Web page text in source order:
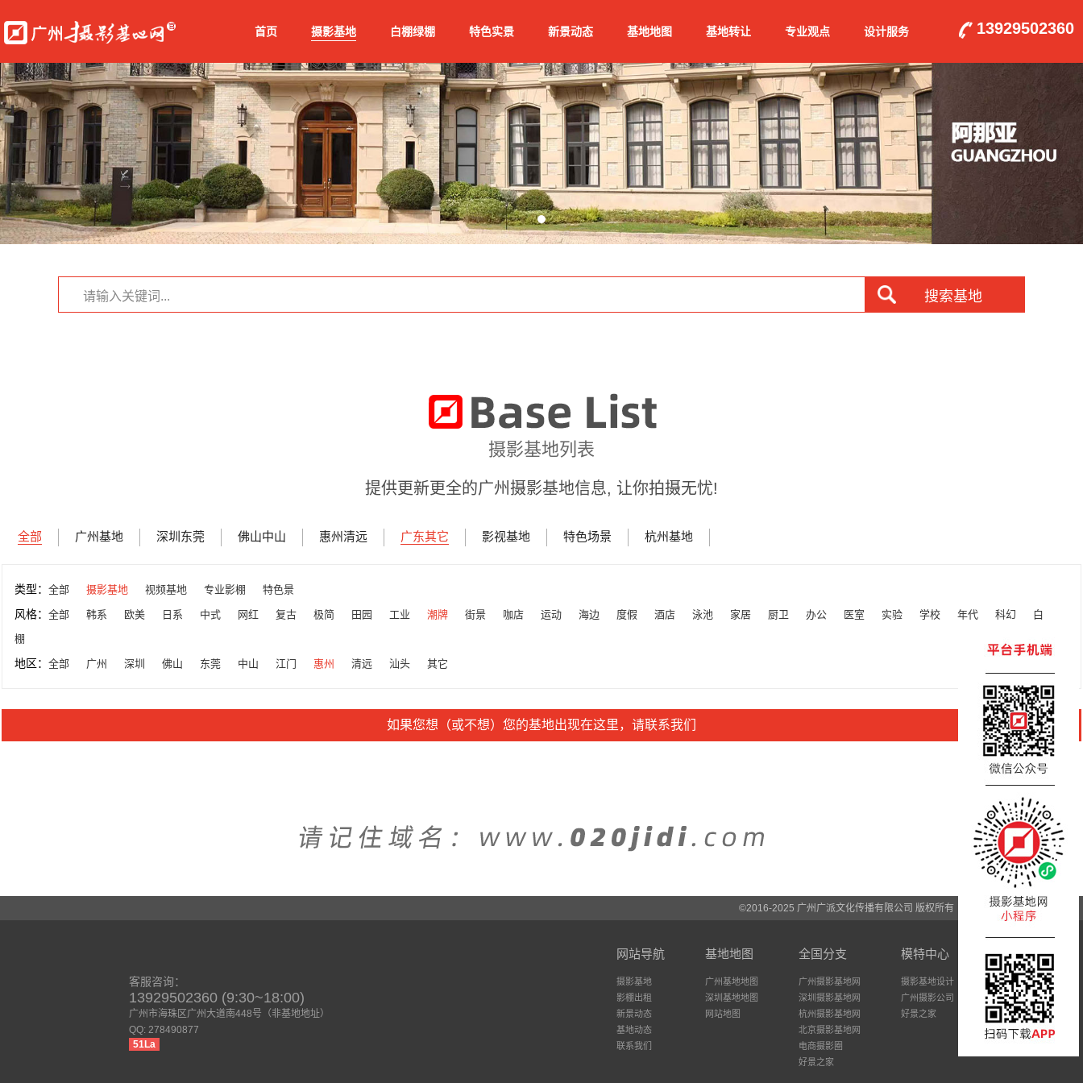
首页 摄影基地 白棚绿棚 特色实景 新景动态 基地地图 基地转让 专业观点 设计服务 13929502360
搜索基地
摄影基地列表
提供更新更全的广州摄影基地信息, 让你拍摄无忧!
全部 广州基地 深圳东莞 佛山中山 惠州清远 广东其它 影视基地 特色场景 杭州基地
类型： 全部 摄影基地 视频基地 专业影棚 特色景
风格： 全部 韩系 欧美 日系 中式 网红 复古 极简 田园 工业 潮牌 街景 咖店 运动 海边 度假 酒店 泳池 家居 厨卫 办公 医室 实验 学校 年代 科幻
白
棚
地区： 全部 广州 深圳 佛山 东莞 中山 江门 惠州 清远 汕头 其它
如果您想（或不想）您的基地出现在这里，请联系我们
©2016-2025 广州广派文化传播有限公司 版权所有
客服咨询：
13929502360 (9:30~18:00)
广州市海珠区广州大道南448号（非基地地址）
QQ: 278490877
51La
网站导航
摄影基地
影棚出租
新景动态
基地动态
联系我们
基地地图
广州基地地图
深圳基地地图
网站地图
全国分支
广州摄影基地网
深圳摄影基地网
杭州摄影基地网
北京摄影基地网
电商摄影圈
好景之家
模特中心
摄影基地设计
广州摄影公司
好景之家